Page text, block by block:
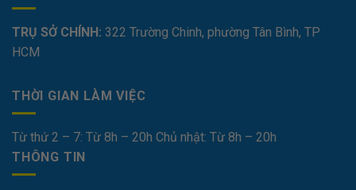
TRỤ SỞ CHÍNH: 322 Trường Chinh, phường Tân Bình, TP
HCM
THỜI GIAN LÀM VIỆC
Từ thứ 2 – 7: Từ 8h – 20h Chủ nhật: Từ 8h – 20h
THÔNG TIN